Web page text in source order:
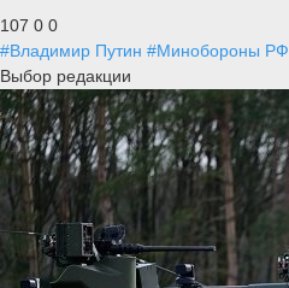
107 0 0
#Владимир Путин #Минобороны РФ
Выбор редакции